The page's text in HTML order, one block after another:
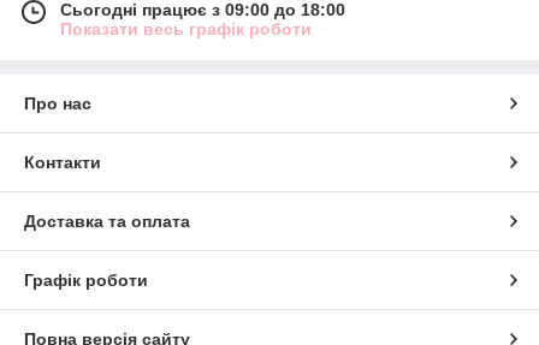
Сьогодні працює з 09:00 до 18:00
Показати весь графік роботи
Про нас
Контакти
Доставка та оплата
Графік роботи
Повна версія сайту